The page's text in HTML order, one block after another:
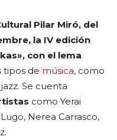
Pilar Miró, del
la IV edición
con el lema
tipos de música, como
Se cuenta
como Yerai
Nerea Carrasco,